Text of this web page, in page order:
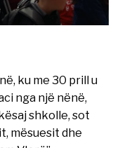
ku me 30 prill u
nga një nënë,
shkolle, sot
mësuesit dhe